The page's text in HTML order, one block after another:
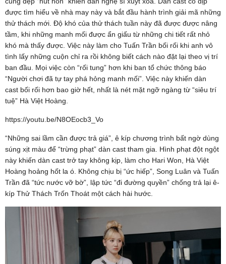
được tìm hiểu về nhà may này và bắt đầu hành trình giải mã những
thử thách mới. Độ khó của thử thách tuần này đã được được nâng
tầm, khi những manh mối được ẩn giấu từ những chi tiết rất nhỏ
khó mà thấy được. Việc này làm cho Tuấn Trần bối rối khi anh vô
tình lấy những cuộn chỉ ra rồi không biết cách nào đặt lại theo vị trí
ban đầu. Mọi việc còn “rối tung” hơn khi ban tổ chức thông báo
“Người chơi đã tự tay phá hỏng manh mối”. Việc này khiến dàn
cast bối rối hơn bao giờ hết, nhất là nét mặt ngỡ ngàng từ “siêu trí
tuệ” Hà Việt Hoàng.
https://youtu.be/N8OEocb3_Vo
“Những sai lầm cần được trả giá”, ê kíp chương trình bất ngờ dùng
súng xịt màu để “trừng phạt” dàn cast tham gia. Hình phạt đột ngột
này khiến dàn cast trở tay không kịp, làm cho Hari Won, Hà Việt
Hoàng hoảng hốt la ó. Không chịu bị “ức hiếp”, Song Luân và Tuấn
Trần đã “tức nước vỡ bờ”, lập tức “đi đường quyền” chống trả lại ê-
kíp Thử Thách Trốn Thoát một cách hài hước.